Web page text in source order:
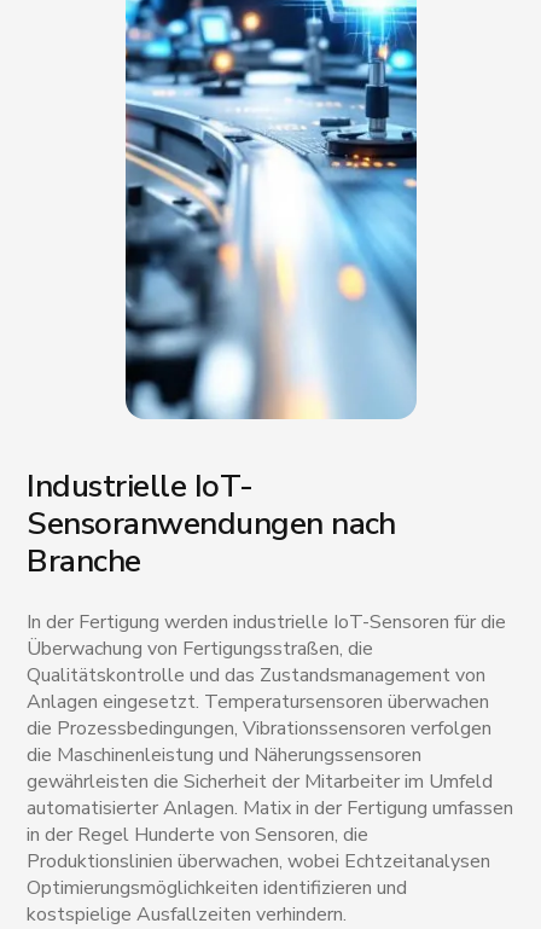
Industrielle IoT-
Sensoranwendungen nach
Branche
In der Fertigung werden industrielle IoT-Sensoren für die
Überwachung von Fertigungsstraßen, die
Qualitätskontrolle und das Zustandsmanagement von
Anlagen eingesetzt. Temperatursensoren überwachen
die Prozessbedingungen, Vibrationssensoren verfolgen
die Maschinenleistung und Näherungssensoren
gewährleisten die Sicherheit der Mitarbeiter im Umfeld
automatisierter Anlagen. Matix in der Fertigung umfassen
in der Regel Hunderte von Sensoren, die
Produktionslinien überwachen, wobei Echtzeitanalysen
Optimierungsmöglichkeiten identifizieren und
kostspielige Ausfallzeiten verhindern.